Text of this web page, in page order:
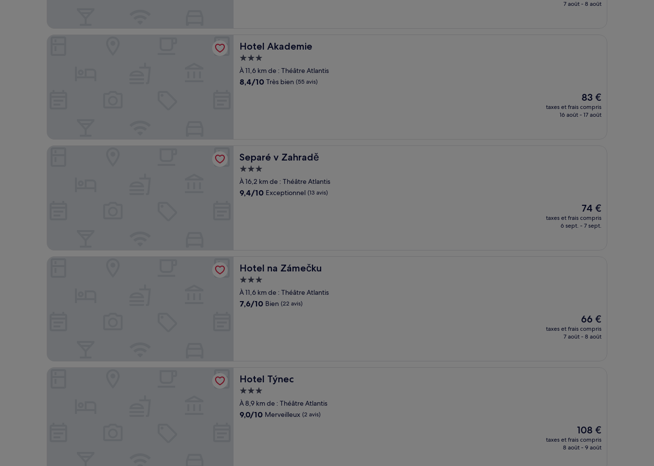
prix
7 août - 8 août
Hotel Akademie
Hotel Akademie
Hébergement
3.0 étoiles
À 11,6 km de : Théâtre Atlantis
8.4
8,4/10 Très bien (55 avis)
Le
nouveau
prix
83 €
taxes et frais compris
16 août - 17 août
Separé v Zahradě
Separé v Zahradě
Hébergement
3.0 étoiles
À 16,2 km de : Théâtre Atlantis
9.4
9,4/10 Exceptionnel (13 avis)
Le
nouveau
prix
74 €
taxes et frais compris
6 sept. - 7 sept.
Hotel na Zámečku
Hotel na Zámečku
Hébergement
3.0 étoiles
À 11,6 km de : Théâtre Atlantis
7.6
7,6/10 Bien (22 avis)
Le
nouveau
prix
66 €
taxes et frais compris
7 août - 8 août
Hotel Týnec
Hotel Týnec
Hébergement
3.0 étoiles
À 8,9 km de : Théâtre Atlantis
9.0
9,0/10 Merveilleux (2 avis)
Le
nouveau
prix
108 €
taxes et frais compris
8 août - 9 août